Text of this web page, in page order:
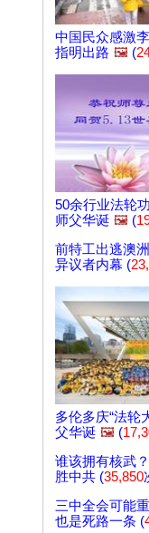
中国民众感激
指明出路 🖼️ (
50余行业法轮
师父华诞 🖼️ (
前特工出逃澳
异议者内幕 (
多伦多庆“法轮
父华诞 🖼️ (
谁该拥有核武
胜中共 (35,850
三中全会可能
也是死路一条 (